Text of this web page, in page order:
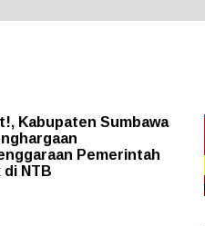
Kabupaten Sumbawa
Pemerintah
di NTB